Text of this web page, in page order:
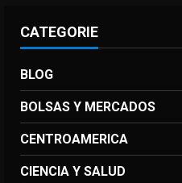
CATEGORIE
BLOG
BOLSAS Y MERCADOS
CENTROAMERICA
CIENCIA Y SALUD